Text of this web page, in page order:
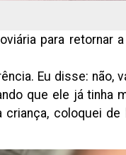
para retornar a
Eu disse: não,
que ele já tinha
coloquei de